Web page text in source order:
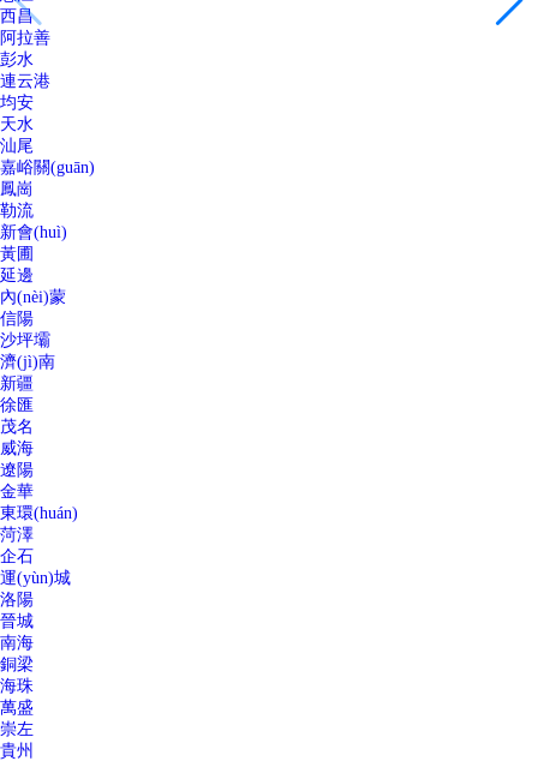
西昌
阿拉善
彭水
連云港
均安
天水
汕尾
嘉峪關(guān)
鳳崗
勒流
新會(huì)
黃圃
延邊
內(nèi)蒙
信陽
沙坪壩
濟(jì)南
新疆
徐匯
茂名
威海
遼陽
金華
東環(huán)
菏澤
企石
運(yùn)城
洛陽
晉城
南海
銅梁
海珠
萬盛
崇左
貴州